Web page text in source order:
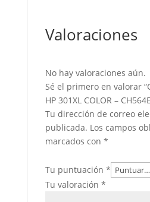
Valoraciones
No hay valoraciones aún.
Sé el primero en valorar
HP 301XL COLOR –
Tu dirección de correo
publicada. Los campos
marcados con *
Tu puntuación *
Tu valoración *